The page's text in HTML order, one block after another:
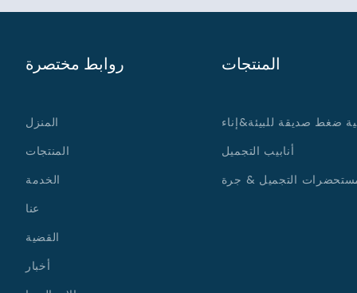
روابط مختصرة
المنزل
المنتجات
الخدمة
عنا
القضية
أخبار
المنتجات
ضغط صديقة للبيئة&إناء
أنابيب التجميل
التجميل & جرة